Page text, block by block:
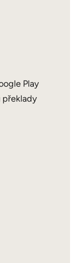
Play
překlady